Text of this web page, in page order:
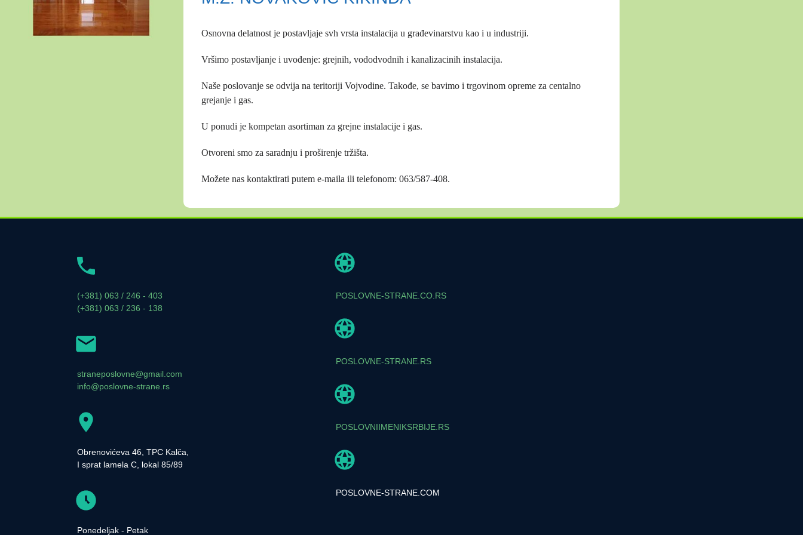
Osnovna delatnost je postavljaje svh vrsta instalacija u građevinarstvu kao i u industriji.
Vršimo postavljanje i uvođenje: grejnih, vododvodnih i kanalizacinih instalacija.
Naše poslovanje se odvija na teritoriji Vojvodine. Takođe, se bavimo i trgovinom opreme za centalno
grejanje i gas.
U ponudi je kompetan asortiman za grejne instalacije i gas.
Otvoreni smo za saradnju i proširenje tržišta.
Možete nas kontaktirati putem e-maila ili telefonom: 063/587-408.
(+381) 063 / 246 - 403
(+381) 063 / 236 - 138
straneposlovne@gmail.com
info@poslovne-strane.rs
Obrenovićeva 46, TPC Kalča,
I sprat lamela C, lokal 85/89
Ponedeljak - Petak
POSLOVNE-STRANE.CO.RS
POSLOVNE-STRANE.RS
POSLOVNIIMENIKSRBIJE.RS
POSLOVNE-STRANE.COM